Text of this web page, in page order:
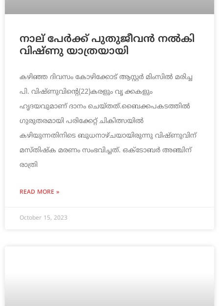
നാല് പേര്‍ക്ക് പുതുജീവന്‍ നല്‍കി
വിഷ്ണു യാത്രയായി
കഴിഞ്ഞ ദിവസം കോഴിക്കോട് ആസ്റ്റര്‍ മിംസില്‍ മരിച്ച
പി. വിഷ്ണുവിന്റെ(22)കരളും വൃ ക്കകളും
ഹൃദയവുമാണ് ദാനം ചെയ്തത്.ബൈക്കപകടത്തില്‍
ഗുരുതരമായി പരിക്കേറ്റ് ചികിത്സയില്‍
കഴിയുന്നതിനിടെ ബുധനാഴ്ചയായിരുന്നു വിഷ്ണുവിന്
മസ്തിഷ്‌ക മരണം സംഭവിച്ചത്. ഒക്ടോബര്‍ അഞ്ചിന്
രാത്രി
READ MORE »
October 15, 2023